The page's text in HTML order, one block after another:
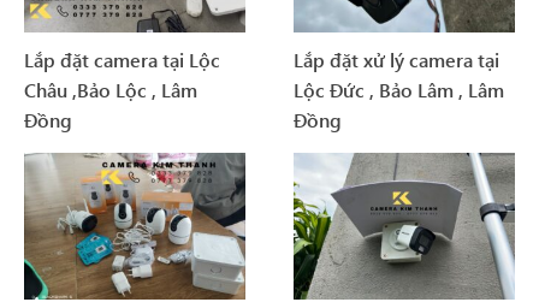
Lắp đặt camera tại Lộc
Châu ,Bảo Lộc , Lâm
Đồng
Lắp đặt xử lý camera tại
Lộc Đức , Bảo Lâm , Lâm
Đồng